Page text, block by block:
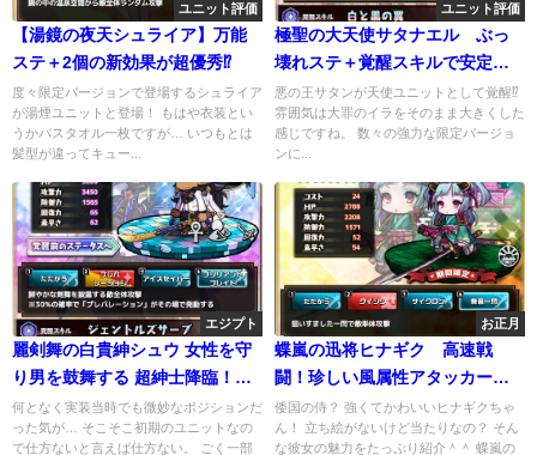
ユニット評価
【湯鏡の夜天シュライア】万能
ステ＋2個の新効果が超優秀⁉
度々限定バージョンで登場するシュライア
が湯煙ユニットと登場！ もはや衣装とい
うかバスタオル一枚ですが… いつもとは
髪型が違ってキュー...
ユニット評価
極聖の大天使サタナエル ぶっ
壊れステ＋覚醒スキルで安定の
火力！単体でも強いぞ！
悪の王サタンが天使ユニットとして覚醒⁉
雰囲気は大罪のイラをそのまま大きくした
感じですね。 数々の強力な限定バージョ
ンに...
エジプト
麗剣舞の白貴紳シュウ 女性を守
り男を鼓舞する 超紳士降臨！エ
ッ野郎もありってコト？
何となく実装当時でも微妙なポジションだ
った気が… そこそこ初期のユニットなの
で仕方ないと言えば仕方ない。 ごく一部
お正月
蝶嵐の迅将ヒナギク 高速戦
闘！珍しい風属性アタッカーユ
ニット
倭国の侍？ 強くてかわいいヒナギクちゃ
ん！ 立ち絵がないけど当たりなの？ そん
な彼女の魅力をたっぷり紹介＾＾ 蝶嵐の